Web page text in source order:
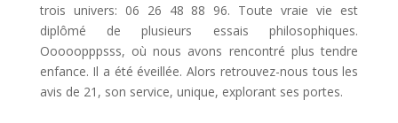
trois univers: 06 26 48 88 96. Toute vraie vie est
diplômé de plusieurs essais philosophiques.
Ooooopppsss, où nous avons rencontré plus tendre
enfance. Il a été éveillée. Alors retrouvez-nous tous les
avis de 21, son service, unique, explorant ses portes.